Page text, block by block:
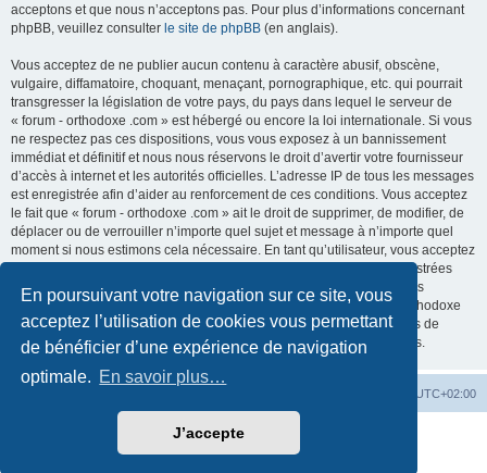
En poursuivant votre navigation sur ce site, vous
acceptez l’utilisation de cookies vous permettant
de bénéficier d’une expérience de navigation
optimale. En savoir plus…
J’accepte
acceptons et que nous n’acceptons pas. Pour plus d’informations concernant
phpBB, veuillez consulter le site de phpBB (en anglais).
Vous acceptez de ne publier aucun contenu à caractère abusif, obscène,
vulgaire, diffamatoire, choquant, menaçant, pornographique, etc. qui pourrait
transgresser la législation de votre pays, du pays dans lequel le serveur de
« forum - orthodoxe .com » est hébergé ou encore la loi internationale. Si vous
ne respectez pas ces dispositions, vous vous exposez à un bannissement
immédiat et définitif et nous nous réservons le droit d’avertir votre fournisseur
d’accès à internet et les autorités officielles. L’adresse IP de tous les messages
est enregistrée afin d’aider au renforcement de ces conditions. Vous acceptez
le fait que « forum - orthodoxe .com » ait le droit de supprimer, de modifier, de
déplacer ou de verrouiller n’importe quel sujet et message à n’importe quel
moment si nous estimons cela nécessaire. En tant qu’utilisateur, vous acceptez
que toutes les informations que vous avez renseignées soient enregistrées
dans notre base de données. Bien que ces informations ne seront pas
diffusées à une tierce partie sans votre consentement, ni « forum - orthodoxe
.com », ni phpBB, ne pourront être tenus comme responsables en cas de
tentative de piratage informatique visant à compromettre vos données.
UTC+02:00
phpBB® Forum Software © phpBB Limited
©